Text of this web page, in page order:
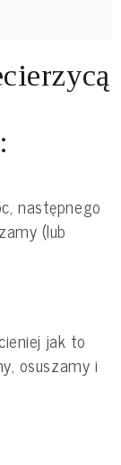
następnego
(lub
jak to
osuszamy i